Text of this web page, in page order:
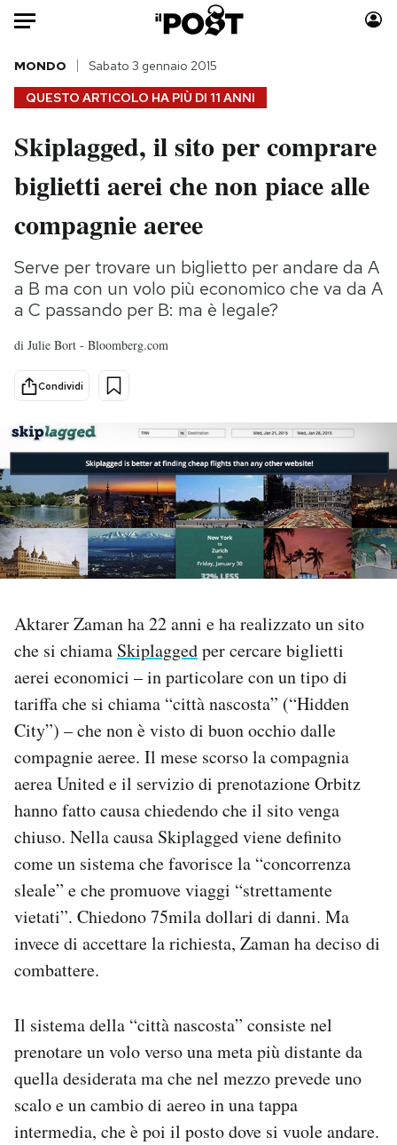
Auto
HOME
Italia
Politica
Tecnologia
Scienza
Sport
Moda
Consumismi
Media
Europa
PODCAST
NEWSLETTER
I MIEI PREFERITI
AREA PERSONALE
Area Personale
Newsletter
Notifiche mobile
Regala il Post
Hai bisogno di aiuto?
QUESTO ARTICOLO HA PIÙ DI 11 ANNI
MONDO Sabato 3 gennaio 2015
Skiplagged, il sito per comprare
biglietti aerei che non piace alle
compagnie aeree
Serve per trovare un biglietto per andare da A
a B ma con un volo più economico che va da A
a C passando per B: ma è legale?
di Julie Bort - Bloomberg.com
Condividi
Aktarer Zaman ha 22 anni e ha realizzato un sito
che si chiama Skiplaggedper cercare biglietti
aerei economici – in particolare con un tipo di
tariffa che si chiama “città nascosta” (“Hidden
City”) – che non è visto di buon occhio dalle
compagnie aeree. Il mese scorso la compagnia
aerea United e il servizio di prenotazione Orbitz
hanno fatto causa chiedendo che il sito venga
chiuso. Nella causa Skiplagged viene definito
come un sistema che favorisce la “concorrenza
sleale” e che promuove viaggi “strettamente
vietati”. Chiedono 75mila dollari di danni. Ma
invece di accettare la richiesta, Zaman ha deciso di
combattere.
Il sistema della “città nascosta” consiste nel
prenotare un volo verso una meta più distante da
quella desiderata ma che nel mezzo prevede uno
scalo e un cambio di aereo in una tappa
intermedia, che è poi il posto dove si vuole andare.